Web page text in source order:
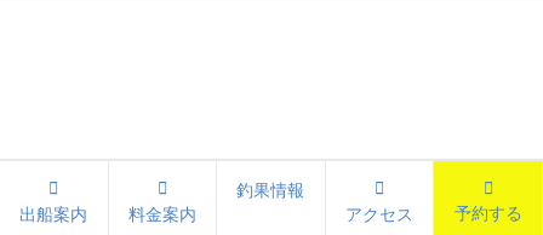
出船案内 料金案内
釣果情報
アクセス
予約する